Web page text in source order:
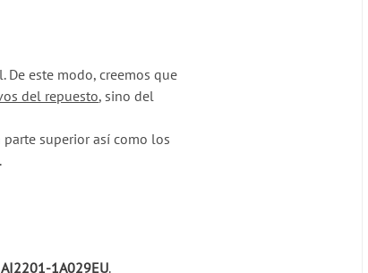
este modo, creemos que
del repuesto, sino del
superior así como los
1A029EU.